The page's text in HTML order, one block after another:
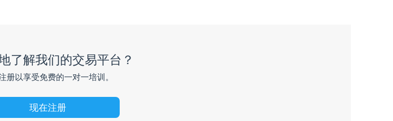
了解我们的交易平台？
册以享受免费的一对一培训。
现在注册